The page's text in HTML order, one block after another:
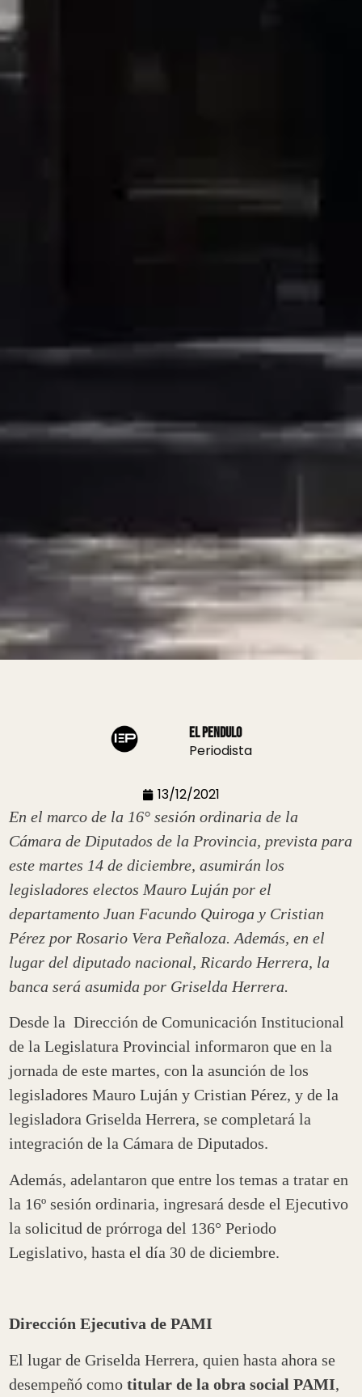
El Pendulo
Periodista
13/12/2021
En el marco de la 16° sesión ordinaria de la
Cámara de Diputados de la Provincia, prevista para
este martes 14 de diciembre, asumirán los
legisladores electos Mauro Luján por el
departamento Juan Facundo Quiroga y Cristian
Pérez por Rosario Vera Peñaloza.Además, en el
lugar del diputado nacional, Ricardo Herrera, la
banca será asumida por Griselda Herrera.
Desde la Dirección de Comunicación Institucional
de la Legislatura Provincial informaron que en la
jornada de este martes, con la asunción de los
legisladores Mauro Luján y Cristian Pérez, y de la
legisladora Griselda Herrera, se completará la
integración de la Cámara de Diputados.
Además, adelantaron que entre los temas a tratar en
la 16º sesión ordinaria, ingresará desde el Ejecutivo
la solicitud de prórroga del 136° Periodo
Legislativo, hasta el día 30 de diciembre.
Dirección Ejecutiva de PAMI
El lugar de Griselda Herrera, quien hasta ahora se
desempeñó comotitular de la obra social PAMI,